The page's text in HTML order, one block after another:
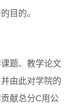
目的。
题、教学论文
由此对学院的
献总分C用公